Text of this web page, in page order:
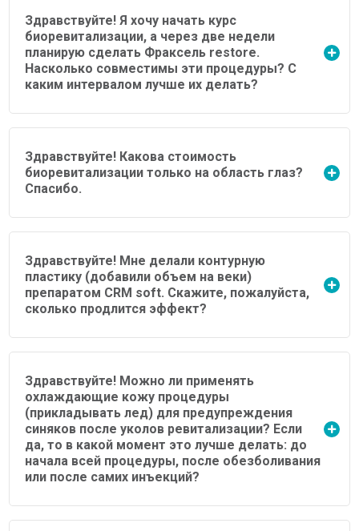
Здравствуйте! Я хочу начать курс
биоревитализации, а через две недели
планирую сделать Фраксель restore.
Насколько совместимы эти процедуры? С
каким интервалом лучше их делать?
Здравствуйте! Какова стоимость
биоревитализации только на область глаз?
Спасибо.
Здравствуйте! Мне делали контурную
пластику (добавили объем на веки)
препаратом СRM soft. Скажите, пожалуйста,
сколько продлится эффект?
Здравствуйте! Можно ли применять
охлаждающие кожу процедуры
(прикладывать лед) для предупреждения
синяков после уколов ревитализации? Если
да, то в какой момент это лучше делать: до
начала всей процедуры, после обезболивания
или после самих инъекций?